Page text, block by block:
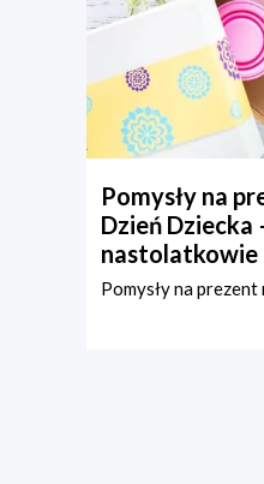
Pomysły na
Dzień Dziecka
nastolatkowie
Pomysły na